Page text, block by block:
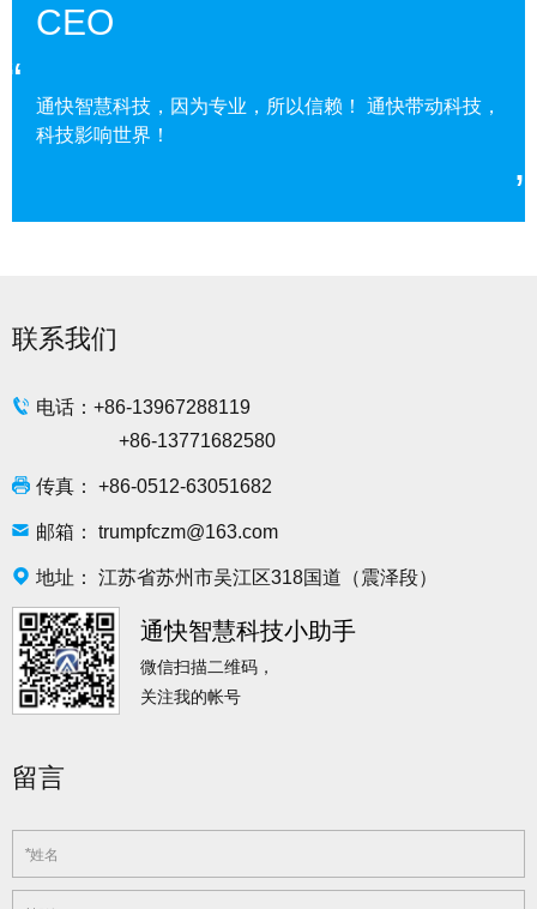
CEO
通快智慧科技，因为专业，所以信赖！ 通快带动科技，
科技影响世界！
联系我们
电话：+86-13967288119
+86-13771682580
传真： +86-0512-63051682
邮箱： trumpfczm@163.com
地址： 江苏省苏州市吴江区318国道（震泽段）
通快智慧科技小助手
微信扫描二维码，
关注我的帐号
留言
*姓名